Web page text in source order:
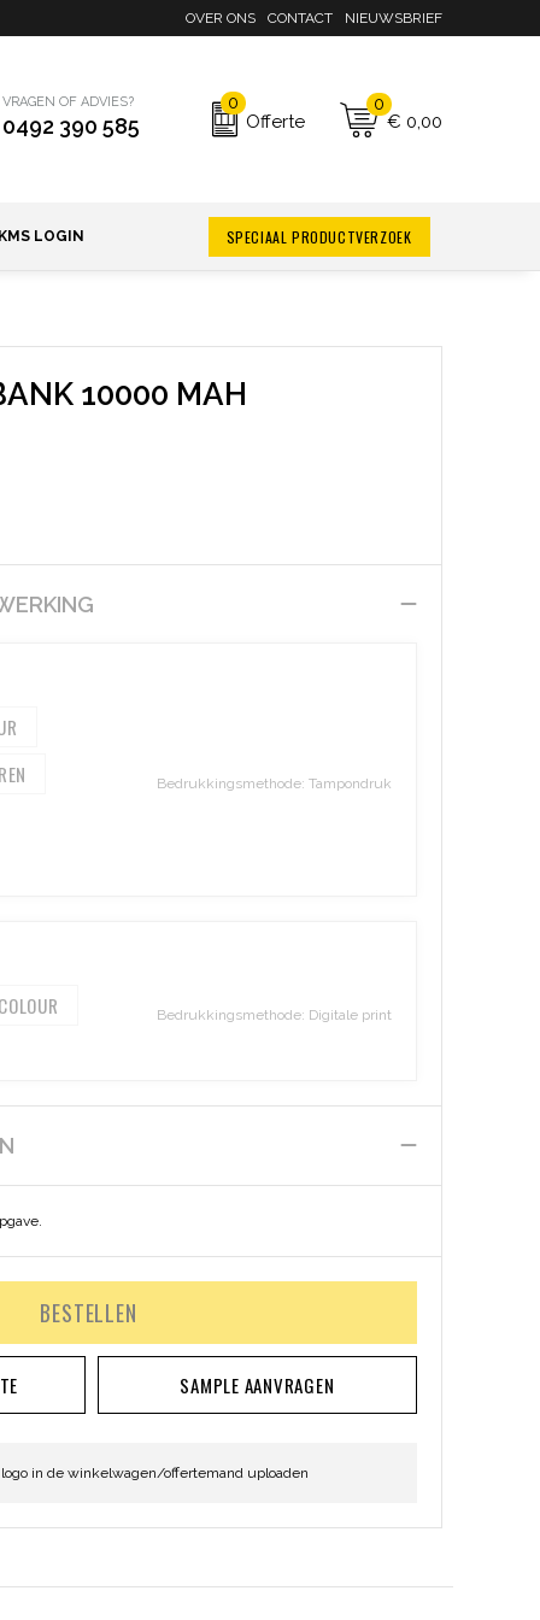
OVER ONS CONTACT NIEUWSBRIEF
VRAGEN OF ADVIES?
0492 390 585
0
Offerte
0
€ 0,00
LOGIN SPECIAAL PRODUCTVERZOEK
10000 MAH
Bedrukkingsmethode: Tampondruk
Bedrukkingsmethode: Digitale print
BESTELLEN
SAMPLE AANVRAGEN
in de winkelwagen/offertemand uploaden